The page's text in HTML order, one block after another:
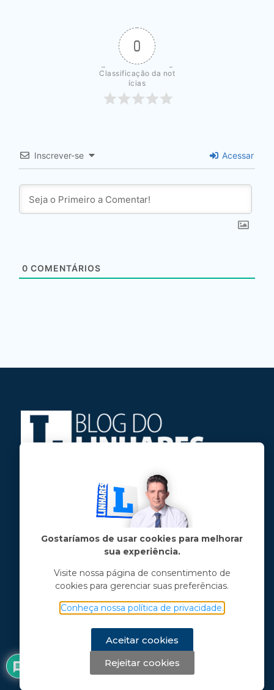
0
Classificação da not
ícias
Inscrever-se Acessar
0 COMENTÁRIOS
Jose Linhares Jr é maranhense.
Formado em Jornalismo, estudou filosofia
e tem pós-graduações em ciência política
e marketing político.
Menu principal
Notícias
Opinião
Chama o Linhares
Gostaríamos de usar cookies para melhorar
sua experiência.
Visite nossa página de consentimento de
cookies para gerenciar suas preferências.
Conheça nossa política de privacidade.
Aceitar cookies
Rejeitar cookies